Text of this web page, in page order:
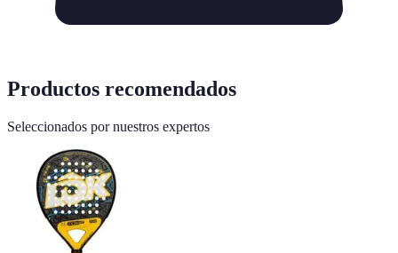
Productos recomendados
Seleccionados por nuestros expertos